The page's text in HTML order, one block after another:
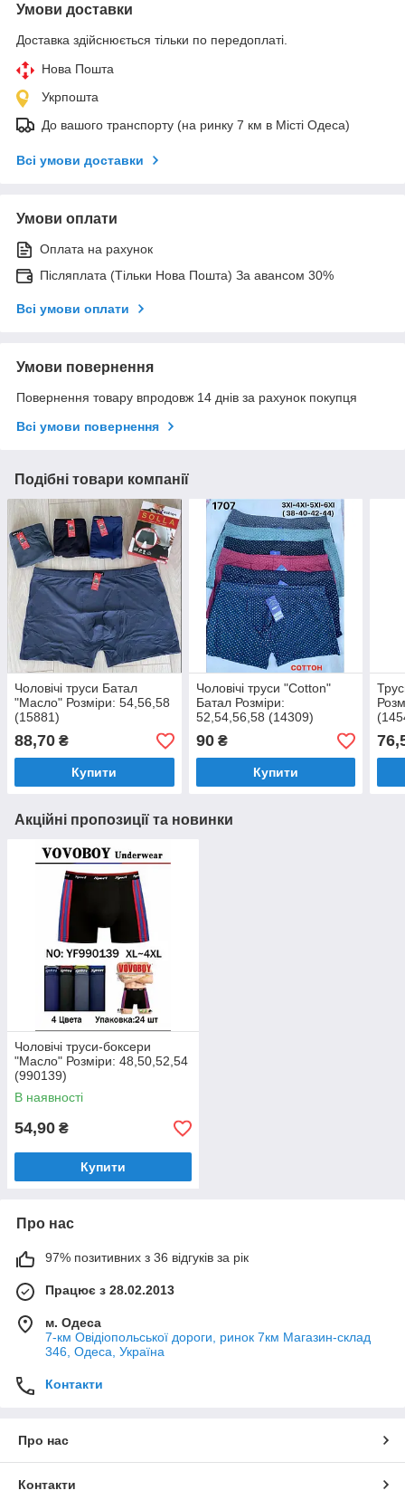
Умови доставки
Доставка здійснюється тільки по передоплаті.
Нова Пошта
Укрпошта
До вашого транспорту (на ринку 7 км в Місті Одеса)
Всі умови доставки
Умови оплати
Оплата на рахунок
Післяплата (Тільки Нова Пошта) За авансом 30%
Всі умови оплати
Умови повернення
Повернення товару впродовж 14 днів за рахунок покупця
Всі умови повернення
Подібні товари компанії
Чоловічі труси Батал
"Масло" Розміри: 54,56,58
(15881)
88,70 ₴
Купити
Чоловічі труси "Cotton"
Батал Розміри:
52,54,56,58 (14309)
90₴
Купити
Акційні пропозиції та новинки
Чоловічі труси-боксери
"Масло" Розміри: 48,50,52,54
(990139)
В наявності
54,90 ₴
Купити
Про нас
97% позитивних з 36 відгуків за рік
Працює з 28.02.2013
м. Одеса
7-км Овідіопольської дороги, ринок 7км Магазин-склад
346, Одеса, Україна
Контакти
Про нас
Контакти